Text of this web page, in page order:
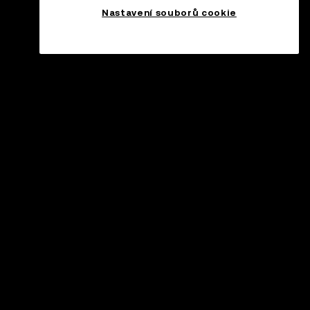
Nastavení souborů cookie